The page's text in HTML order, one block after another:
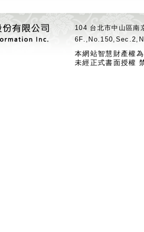
104 台北市中山區
本網站智慧財產權
未經正式書面授權